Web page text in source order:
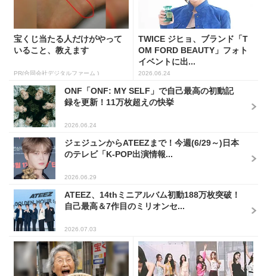
宝くじ当たる人だけがやって
いること、教えます
PR(合同会社デジタルファーム )
TWICE ジヒョ、ブランド「T
OM FORD BEAUTY」フォト
イベントに出...
2026.06.24
ONF「ONF: MY SELF」で自己最高の初動記
録を更新！11万枚超えの快挙
2026.06.24
ジェジュンからATEEZまで！今週(6/29～)日本
のテレビ「K-POP出演情報...
2026.06.29
ATEEZ、14thミニアルバム初動188万枚突破！
自己最高＆7作目のミリオンセ...
2026.07.03